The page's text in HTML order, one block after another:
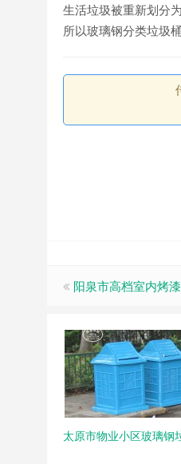
生活垃圾被重新划分
所以玻璃钢分类垃圾
阳泉市高档室内烤
太原市物业小区玻璃钢